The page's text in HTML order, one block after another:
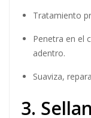
Tratamiento
Penetra en el
adentro.
Suaviza,
3.